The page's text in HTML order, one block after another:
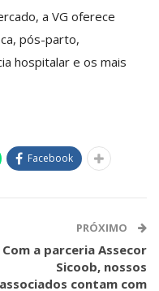
a VG oferece
pós-parto,
hospitalar e os mais
Facebook
PRÓXIMO
Com a parceria Assecor
Sicoob, nossos
associados contam com